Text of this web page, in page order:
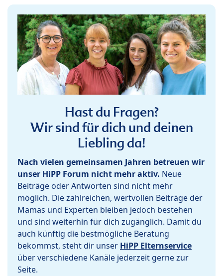
Hast du Fragen?
Wir sind für dich und deinen
Liebling da!
Nach vielen gemeinsamen Jahren betreuen wir
unser HiPP Forum nicht mehr aktiv. Neue
Beiträge oder Antworten sind nicht mehr
möglich. Die zahlreichen, wertvollen Beiträge der
Mamas und Experten bleiben jedoch bestehen
und sind weiterhin für dich zugänglich. Damit du
auch künftig die bestmögliche Beratung
bekommst, steht dir unser HiPP Elternservice
über verschiedene Kanäle jederzeit gerne zur
Seite.